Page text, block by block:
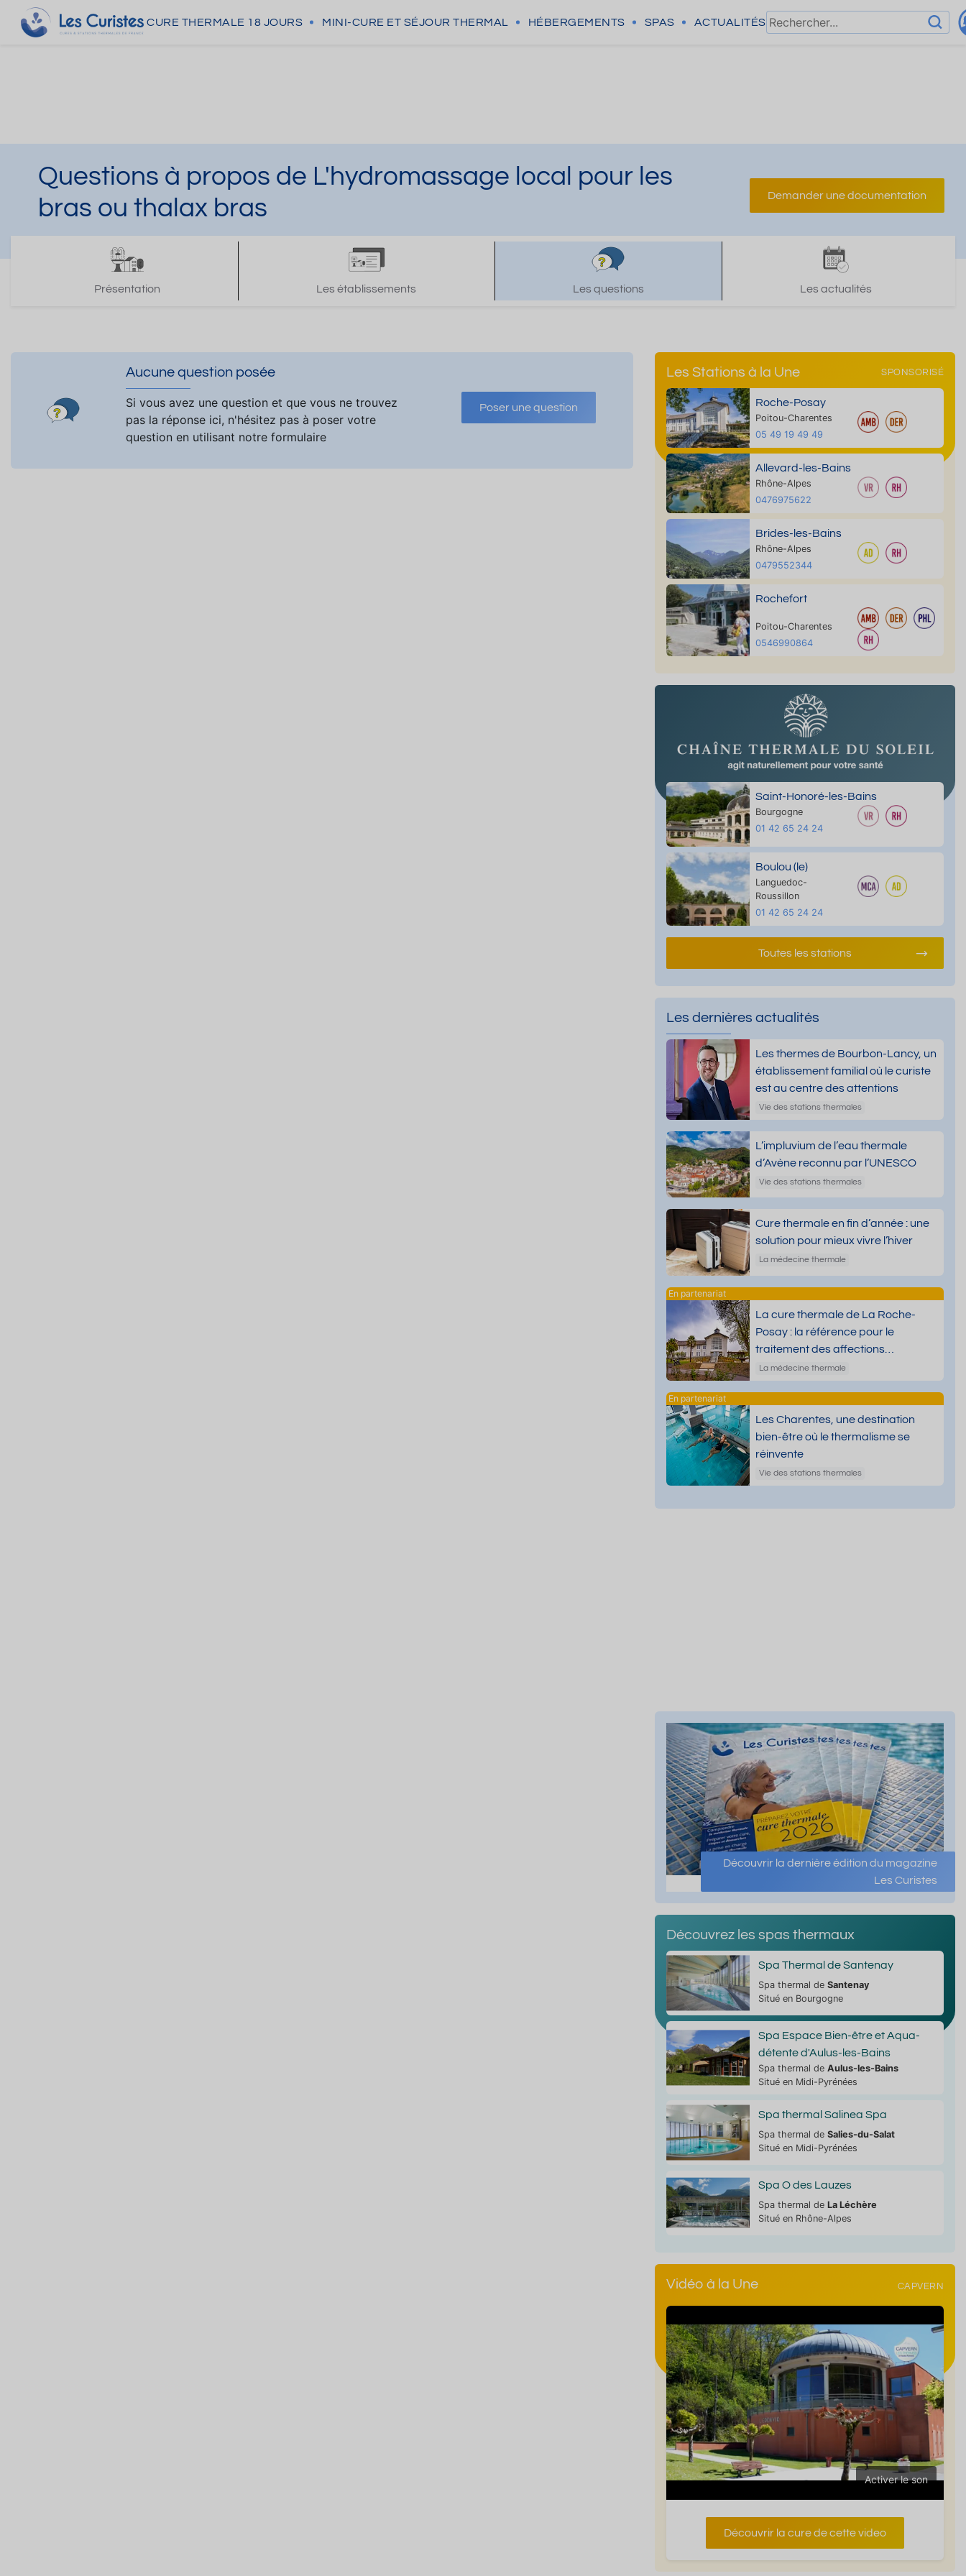
CURE THERMALE 18 JOURS MINI-CURE ET SÉJOUR THERMAL HÉBERGEMENTS SPAS ACTUALITÉS
Questions à propos de L'hydromassage local pour les
bras ou thalax bras
Demander une documentation
Présentation Les établissements Les questions Les actualités
Aucune question posée
Si vous avez une question et que vous ne trouvez
pas la réponse ici, n'hésitez pas à poser votre
question en utilisant notre formulaire
Poser une question
Les Stations à la Une SPONSORISÉ
Roche-Posay
Poitou-Charentes
05 49 19 49 49
Allevard-les-Bains
Rhône-Alpes
0476975622
Brides-les-Bains
Rhône-Alpes
0479552344
Rochefort
Poitou-Charentes
0546990864
Saint-Honoré-les-Bains
Bourgogne
01 42 65 24 24
Boulou (le)
Languedoc-
Roussillon
01 42 65 24 24
Toutes les stations
Les dernières actualités
Les thermes de Bourbon-Lancy, un
établissement familial où le curiste
est au centre des attentions
Vie des stations thermales
L’impluvium de l’eau thermale
d’Avène reconnu par l’UNESCO
Vie des stations thermales
Cure thermale en fin d’année : une
solution pour mieux vivre l’hiver
La médecine thermale
La cure thermale de La Roche-
Posay : la référence pour le
traitement des affections
dermatologiques
La médecine thermale
Les Charentes, une destination
bien-être où le thermalisme se
réinvente
Vie des stations thermales
Découvrir la dernière édition du magazine
Les Curistes
Découvrez les spas thermaux
Spa Thermal de Santenay
Spa thermal de Santenay
Situé en Bourgogne
Spa Espace Bien-être et Aqua-
détente d'Aulus-les-Bains
Spa thermal de Aulus-les-Bains
Situé en Midi-Pyrénées
Spa thermal Salinea Spa
Spa thermal de Salies-du-Salat
Situé en Midi-Pyrénées
Spa O des Lauzes
Spa thermal de La Léchère
Situé en Rhône-Alpes
Vidéo à la Une CAPVERN
Activer le son
Découvrir la cure de cette video